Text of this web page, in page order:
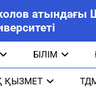
атындағы
БІЛІМ
ҚЫЗМЕТ